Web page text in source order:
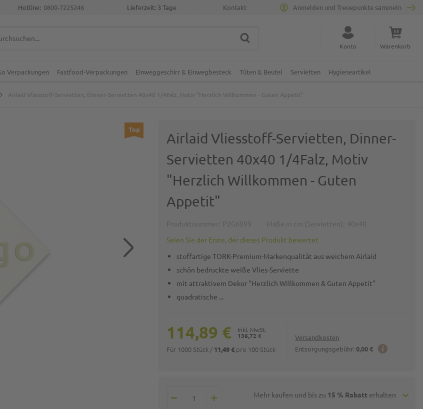
Kontakt
Lieferzeit: 3 Tage
Hotline: 0800-7225246 Anmelden und Treuepunkte sammeln
Suche schließen
SUCHE Konto Warenkorb
Verpackungen Fastfood-Verpackungen Einweggeschirr & Einwegbesteck Tüten & Beutel Servietten Hygieneartikel
Airlaid Vliesstoff-Servietten, Dinner-Servietten 40x40 1/4Falz, Motiv "Herzlich Willkommen - Guten Appetit"
Top
Airlaid Vliesstoff-Servietten, Dinner-
Servietten 40x40 1/4Falz, Motiv
"Herzlich Willkommen - Guten
Appetit"
Seien Sie der Erste, der dieses Produkt bewertet
stoffartige TORK-Premium-Markenqualität aus weichem Airlaid
schön bedruckte weiße Vlies-Serviette
mit attraktivem Dekor ''Herzlich Willkommen & Guten Appetit''
quadratische ...
Versandkosten
Entsorgungsgebühr: 0,00 €
136,72 €
114,89 €
Für 1000 Stück / 11,49 € pro 100 Stück
Mehr kaufen und bis zu 15 % Rabatterhalten